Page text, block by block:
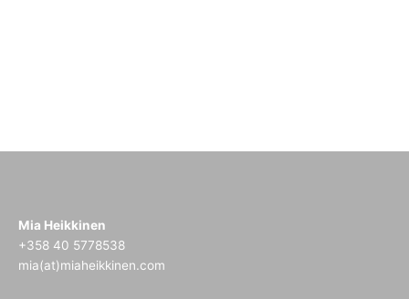
Mia Heikkinen
+358 40 5778538
mia(at)miaheikkinen.com